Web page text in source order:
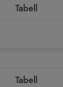
Tabell
Tabell